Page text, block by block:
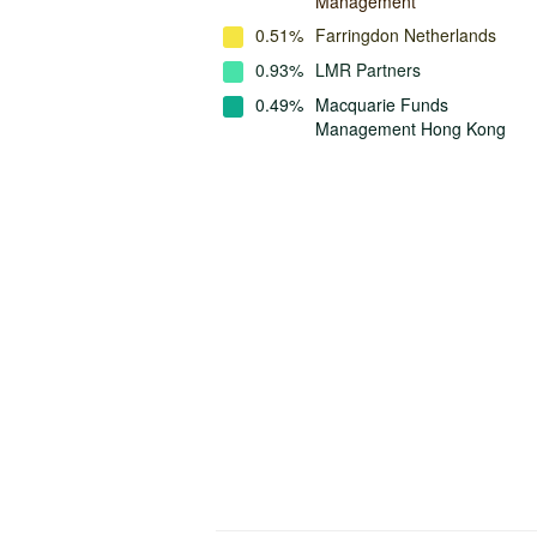
0.51% Farringdon Netherlands
0.93% LMR Partners
0.49% Macquarie Funds
Management Hong Kong